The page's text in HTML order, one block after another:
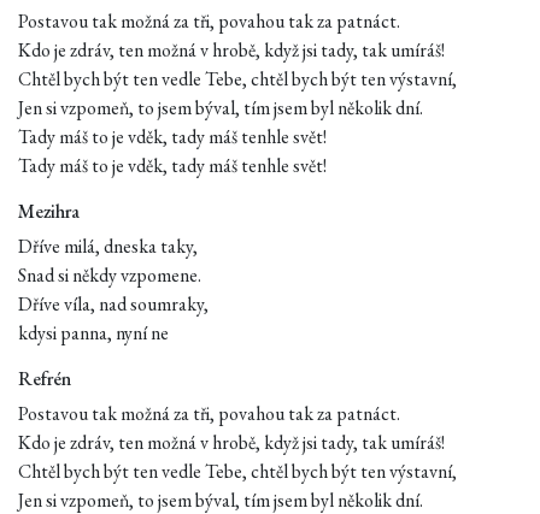
Postavou tak možná za tři, povahou tak za patnáct.
Kdo je zdráv, ten možná v hrobě, když jsi tady, tak umíráš!
Chtěl bych být ten vedle Tebe, chtěl bych být ten výstavní,
Jen si vzpomeň, to jsem býval, tím jsem byl několik dní.
Tady máš to je vděk, tady máš tenhle svět!
Tady máš to je vděk, tady máš tenhle svět!
Mezihra
Dříve milá, dneska taky,
Snad si někdy vzpomene.
Dříve víla, nad soumraky,
kdysi panna, nyní ne
Refrén
Postavou tak možná za tři, povahou tak za patnáct.
Kdo je zdráv, ten možná v hrobě, když jsi tady, tak umíráš!
Chtěl bych být ten vedle Tebe, chtěl bych být ten výstavní,
Jen si vzpomeň, to jsem býval, tím jsem byl několik dní.